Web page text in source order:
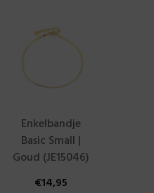
Enkelbandje
Basic Small |
Goud (JE15046)
€14,95